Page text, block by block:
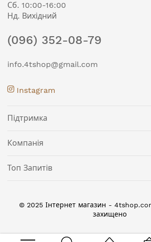
Сб. 10:00-16:00
Нд. Вихідний
(096) 352-08-79
info.4tshop@gmail.com
Instagram
Підтримка
Компанія
Топ Запитів
© 2025 Інтернет магазин -
захищено